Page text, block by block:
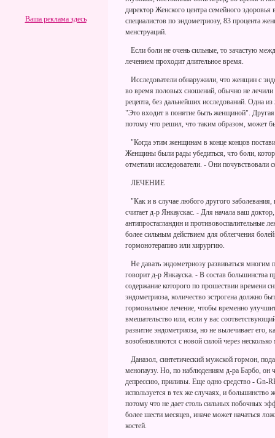
Ваша реклама здесь
директор Женского центра семейного
специалистов по эндометриозу, 83 процента
менструаций.
Если боли не очень сильные, то зачастую
лечением проходит длительное время.
Исследователи обнаружили, что женщин с
во время половых сношений, обычно не
рецепта, без дальнейших исследований. Одна
"Это входит в понятие быть женщиной". Другая
потому что решил, что таким образом, может
"Когда этим женщинам в конце концов
Женщины были рады убедиться, что боли,
отметили исследователи. - Они почувствовали
ЛЕЧЕНИЕ
"Как и в случае любого другого
считает д-р Янкаускас. - Для начала ваш
антипростагландин и противовоспалительные
более сильным действием для облегчения
гормонотерапию или хирургию.
Не давать эндометриозу развиваться
говорит д-р Янкауска. - В состав большинства
содержание которого по прошествии времени
эндометриоза, количество эстрогена должно
гормональное лечение, чтобы временно
вмешательство или, если у вас
развитие эндометриоза, но не вылечивает его,
возобновляются с новой силой через
Даназол, синтетический мужской гормон,
менопаузу. Но, по наблюдениям д-ра Барбо, он
депрессию, приливы. Еще одно средство - Gn-
используется в тех же случаях, и большинство
потому что не дает столь сильных побочных
более шести месяцев, иначе может начаться
костей.